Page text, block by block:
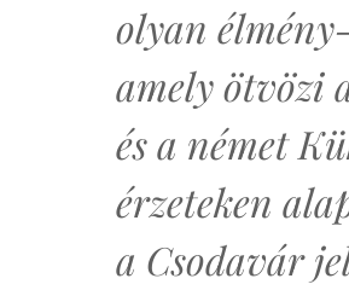
olyan
amely ötvözi
és a német
érzeteken
a Csodavár